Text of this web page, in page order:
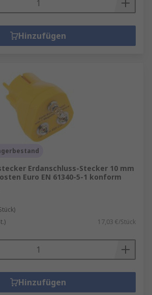
Hinzufügen
Erdanschluss-Stecker 10 mm
Euro EN 61340-5-1 konform
17,03 €/Stück
Hinzufügen